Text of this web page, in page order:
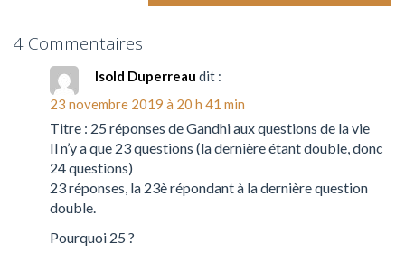
i
4 Commentaires
Isold Duperreau dit :
23 novembre 2019 à 20 h 41 min
Titre : 25 réponses de Gandhi aux questions de la vie
Il n’y a que 23 questions (la dernière étant double, donc
24 questions)
23 réponses, la 23è répondant à la dernière question
double.
Pourquoi 25 ?